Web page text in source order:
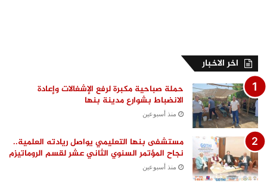
اخر الاخبار
حملة صباحية مكبرة لرفع الإشغالات وإعادة
الانضباط بشوارع مدينة بنها
منذ أسبوعين
مستشفى بنها التعليمي يواصل ريادته العلمية..
نجاح المؤتمر السنوي الثاني عشر لقسم الروماتيزم
منذ أسبوعين